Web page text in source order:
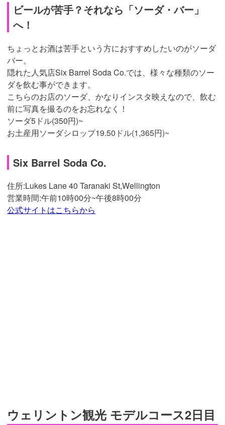
ビールが苦手？それなら「ソーダ・バー」
へ！
ちょっとお酒は苦手という方におすすめしたいのがソーダ
バー。
隠れた人気店Six Barrel Soda Co.では、様々な種類のソー
ダを飲む事ができます。
こちらのお店のソーダ、かなりインスタ映えなので、飲む
前に写真を撮るのをお忘れなく！
ソーダ5ドル(350円)~
お土産用ソーダシロップ19.50ドル(1,365円)~
Six Barrel Soda Co.
住所:Lukes Lane 40 Taranaki St,Wellington
営業時間:午前10時00分~午後8時00分
公式サイトはこちらから
ウェリントン観光 モデルコース2日目